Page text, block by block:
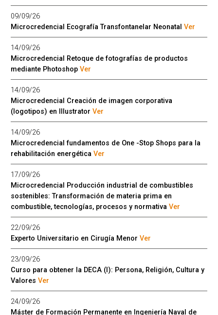
09/09/26
Microcredencial Ecografía Transfontanelar NeonatalVer
14/09/26
Microcredencial Retoque de fotografías de productos
mediante PhotoshopVer
14/09/26
Microcredencial Creación de imagen corporativa
(logotipos) en IllustratorVer
14/09/26
Microcredencial fundamentos de One -Stop Shops para la
rehabilitación energéticaVer
17/09/26
Microcredencial Producción industrial de combustibles
sostenibles: Transformación de materia prima en
combustible, tecnologías, procesos y normativaVer
22/09/26
Experto Universitario en Cirugía MenorVer
23/09/26
Curso para obtener la DECA (I): Persona, Religión, Cultura y
ValoresVer
24/09/26
Máster de Formación Permanente en Ingeniería Naval de